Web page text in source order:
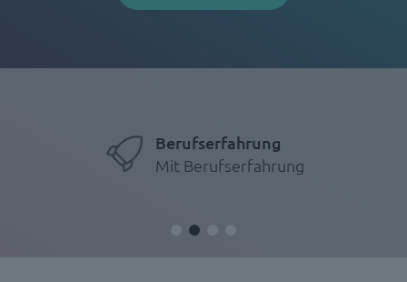
Berufserfahrung
Mit Berufserfahrung